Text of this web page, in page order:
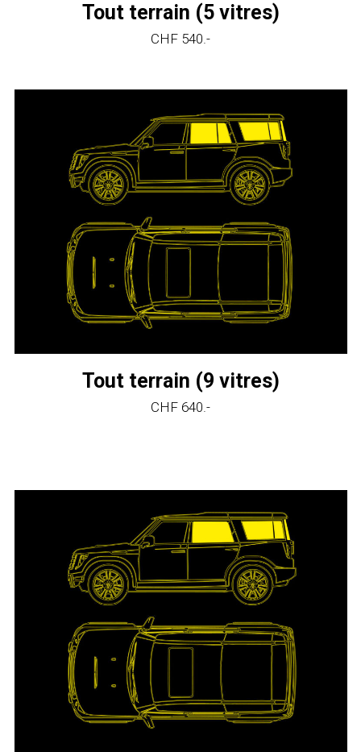
Tout terrain (5 vitres)
CHF 540.-
Tout terrain (9 vitres)
CHF 640.-